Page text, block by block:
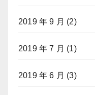
2019 年 9 月 (2)
2019 年 7 月 (1)
2019 年 6 月 (3)